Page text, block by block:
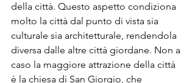
della città. Questo aspetto condiziona
molto la città dal punto di vista sia
culturale sia architetturale, rendendola
diversa dalle altre città giordane. Non a
caso la maggiore attrazione della città
è la chiesa di San Giorgio, che